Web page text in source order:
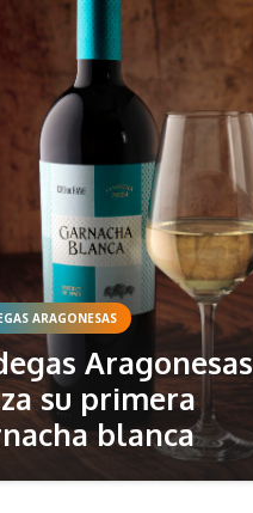
ARAGONESAS
Aragonesas
su primera
blanca